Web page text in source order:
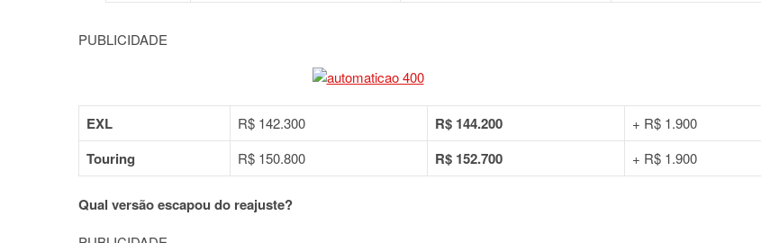
PUBLICIDADE
EXL R$ 142.300 R$ 144.200 + R$ 1.900
Touring R$ 150.800 R$ 152.700 + R$ 1.900
Qual versão escapou do reajuste?